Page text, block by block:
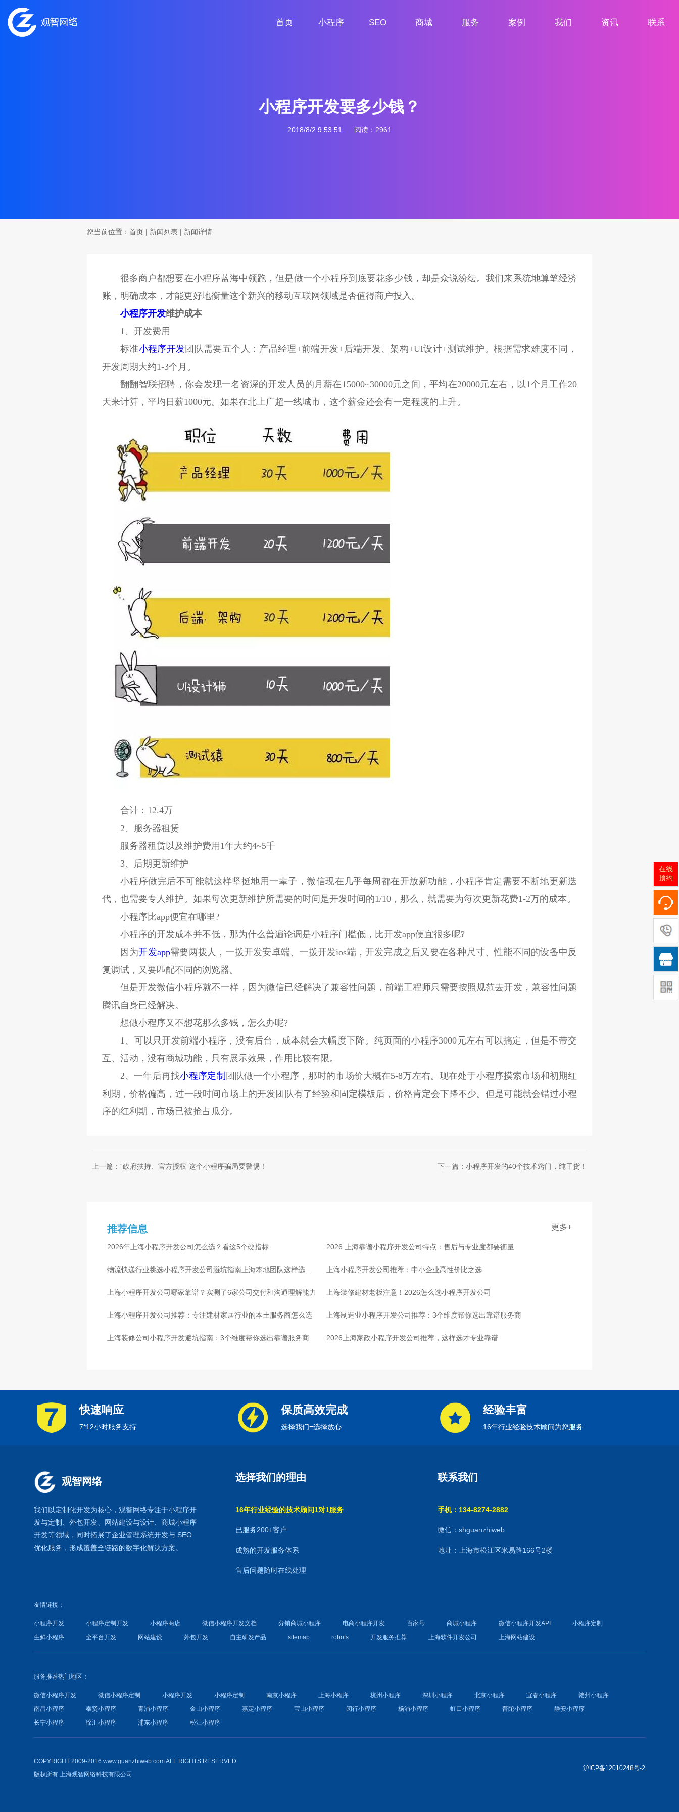
首页
小程序
SEO
商城
服务
案例
我们
资讯
联系
小程序开发要多少钱？
2018/8/2 9:53:51 阅读：2961
您当前位置： 首页 | 新闻列表 | 新闻详情
很多商户都想要在小程序蓝海中领跑，但是做一个小程序到底要花多少钱，却是众说纷纭。我们来系统地算笔经济
账，明确成本，才能更好地衡量这个新兴的移动互联网领域是否值得商户投入。
小程序开发维护成本
1、开发费用
标准小程序开发团队需要五个人：产品经理+前端开发+后端开发、架构+UI设计+测试维护。根据需求难度不同，
开发周期大约1-3个月。
翻翻智联招聘，你会发现一名资深的开发人员的月薪在15000~30000元之间，平均在20000元左右，以1个月工作20
天来计算，平均日薪1000元。如果在北上广超一线城市，这个薪金还会有一定程度的上升。
合计：12.4万
2、服务器租赁
服务器租赁以及维护费用1年大约4~5千
3、后期更新维护
小程序做完后不可能就这样坚挺地用一辈子，微信现在几乎每周都在开放新功能，小程序肯定需要不断地更新迭
代，也需要专人维护。如果每次更新维护所需要的时间是开发时间的1/10，那么，就需要为每次更新花费1-2万的成本。
小程序比app便宜在哪里?
小程序的开发成本并不低，那为什么普遍论调是小程序门槛低，比开发app便宜很多呢?
因为开发app需要两拨人，一拨开发安卓端、一拨开发ios端，开发完成之后又要在各种尺寸、性能不同的设备中反
复调试，又要匹配不同的浏览器。
但是开发微信小程序就不一样，因为微信已经解决了兼容性问题，前端工程师只需要按照规范去开发，兼容性问题
腾讯自身已经解决。
想做小程序又不想花那么多钱，怎么办呢?
1、可以只开发前端小程序，没有后台，成本就会大幅度下降。纯页面的小程序3000元左右可以搞定，但是不带交
互、活动，没有商城功能，只有展示效果，作用比较有限。
2、一年后再找小程序定制 团队做一个小程序，那时的市场价大概在5-8万左右。现在处于小程序摸索市场和初期红
利期，价格偏高，过一段时间市场上的开发团队有了经验和固定模板后，价格肯定会下降不少。但是可能就会错过小程
序的红利期，市场已被抢占瓜分。
上一篇：“政府扶持、官方授权”这个小程序骗局要警惕！ 下一篇：小程序开发的40个技术窍门，纯干货！
推荐信息 更多+
2026年上海小程序开发公司怎么选？看这5个硬指标 2026 上海靠谱小程序开发公司特点：售后与专业度都要衡量
物流快递行业挑选小程序开发公司避坑指南上海本地团队这样选放
心
上海小程序开发公司推荐：中小企业高性价比之选
上海小程序开发公司哪家靠谱？实测了6家公司交付和沟通理解能力 上海装修建材老板注意！2026怎么选小程序开发公司
上海小程序开发公司推荐：专注建材家居行业的本土服务商怎么选 上海制造业小程序开发公司推荐：3个维度帮你选出靠谱服务商
上海装修公司小程序开发避坑指南：3个维度帮你选出靠谱服务商 2026上海家政小程序开发公司推荐，这样选才专业靠谱
快速响应
7*12小时服务支持
保质高效完成
选择我们=选择放心
经验丰富
16年行业经验技术顾问为您服务
观智网络
我们以定制化开发为核心，观智网络专注于小程序开
发与定制、外包开发、 网站建设与设计、商城小程序
开发等领域，同时拓展了企业管理系统开发与 SEO
优化服务，形成覆盖全链路的数字化解决方案。
选择我们的理由
16年行业经验的技术顾问1对1服务
已服务200+客户
成熟的开发服务体系
售后问题随时在线处理
联系我们
手机：134-8274-2882
微信：shguanzhiweb
地址：上海市松江区米易路166号2楼
友情链接：
小程序开发 小程序定制开发 小程序商店 微信小程序开发文档 分销商城小程序 电商小程序开发 百家号 商城小程序 微信小程序开发API
小程序定制
生鲜小程序
全平台开发 网站建设 外包开发 自主研发产品 sitemap robots 开发服务推荐 上海软件开发公司 上海网站建设
服务推荐热门地区：
微信小程序开发 微信小程序定制 小程序开发 小程序定制 南京小程序 上海小程序 杭州小程序 深圳小程序 北京小程序 宜春小程序
赣州小程序
南昌小程序
奉贤小程序 青浦小程序 金山小程序 嘉定小程序 宝山小程序 闵行小程序 杨浦小程序 虹口小程序 普陀小程序
静安小程序
长宁小程序
徐汇小程序 浦东小程序 松江小程序
COPYRIGHT 2009-2016 www.guanzhiweb.com ALL RIGHTS RESERVED
版权所有上海观智网络科技有限公司
沪ICP备12010248号-2
在线
预约
